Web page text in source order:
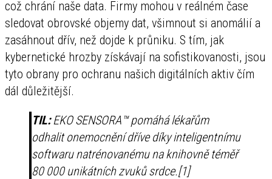
což chrání naše data. Firmy mohou v reálném čase
sledovat obrovské objemy dat, všimnout si anomálií a
zasáhnout dřív, než dojde k průniku. S tím, jak
kybernetické hrozby získávají na sofistikovanosti, jsou
tyto obrany pro ochranu našich digitálních aktiv čím
dál důležitější.
TIL:EKO SENSORA™ pomáhá lékařům
odhalit onemocnění dříve díky inteligentnímu
softwaru natrénovanému na knihovně téměř
80 000 unikátních zvuků srdce.[1]